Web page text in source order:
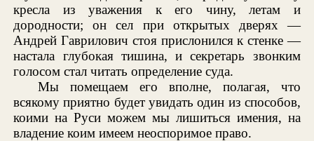
кресла из уважения к его чину, летам и
дородности; он сел при открытых дверях —
Андрей Гаврилович стоя прислонился к стенке —
настала глубокая тишина, и секретарь звонким
голосом стал читать определение суда.
Мы помещаем его вполне, полагая, что
всякому приятно будет увидать один из способов,
коими на Руси можем мы лишиться имения, на
владение коим имеем неоспоримое право.